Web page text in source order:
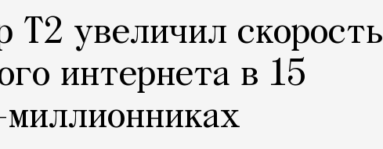
Т2 увеличил скорость
интернета в 15
миллионниках